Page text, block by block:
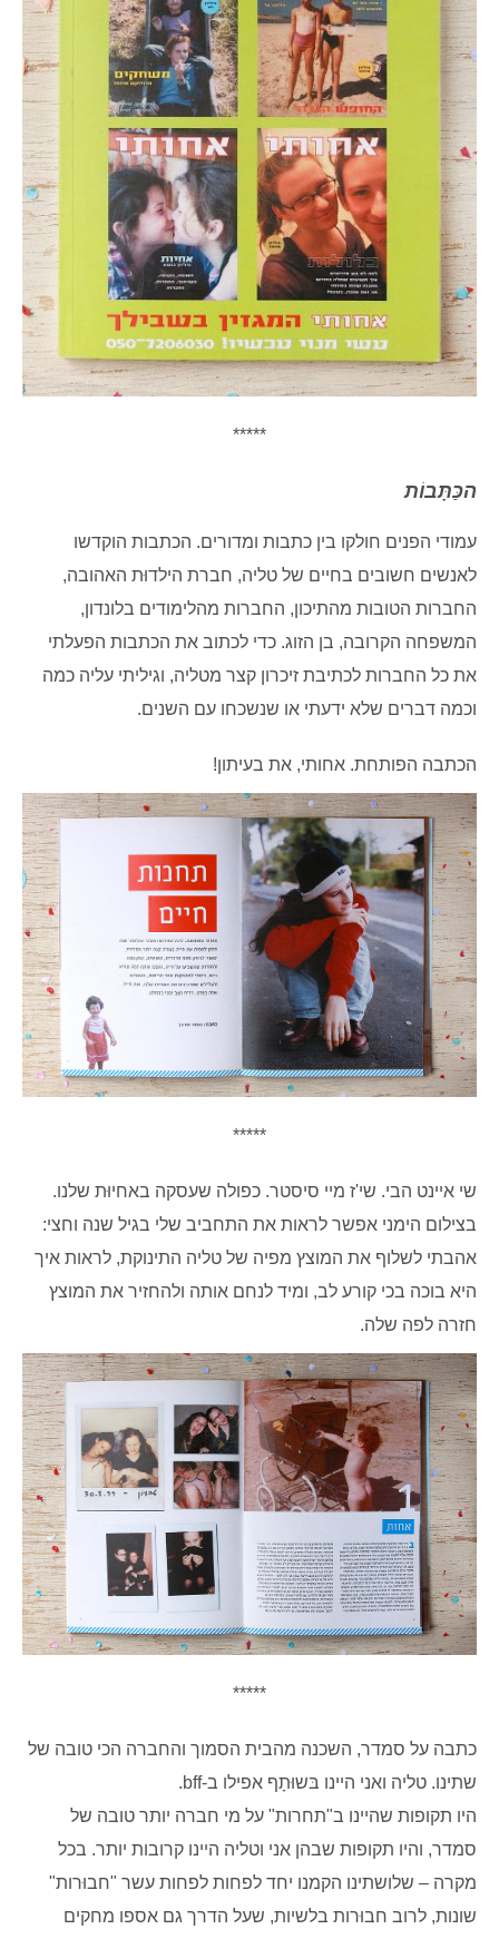
*****
הכַּתָּבוֹת
עמודי הפנים חולקו בין כתבות ומדורים. הכתבות הוקדשו
לאנשים חשובים בחיים של טליה, חברת הילדוּת האהובה,
החברות הטובות מהתיכון, החברות מהלימודים בלונדון,
המשפחה הקרובה, בן הזוג. כדי לכתוב את הכתבות הפעלתי
את כל החברות לכתיבת זיכרון קצר מטליה, וגיליתי עליה כמה
וכמה דברים שלא ידעתי או שנשכחו עם השנים.
הכתבה הפותחת. אחותי, את בעיתון!
*****
שי איינט הבי. שי'ז מיי סיסטר. כפולה שעסקה באחיוּת שלנו.
בצילום הימני אפשר לראות את התחביב שלי בגיל שנה וחצי:
אהבתי לשלוף את המוצץ מפיה של טליה התינוקת, לראות איך
היא בוכה בכי קורע לב, ומיד לנחם אותה ולהחזיר את המוצץ
חזרה לפה שלה.
*****
כתבה על סמדר, השכנה מהבית הסמוך והחברה הכי טובה של
שתינו. טליה ואני היינו בּשוּתָף אפילו ב-bff.
היו תקופות שהיינו ב"תחרות" על מי חברה יותר טובה של
סמדר, והיו תקופות שבהן אני וטליה היינו קרובות יותר. בכל
מקרה – שלושתינו הקמנו יחד לפחות לפחות עשר "חבוּרות"
שונות, לרוב חבוּרות בלשיות, שעל הדרך גם אספו מחקים